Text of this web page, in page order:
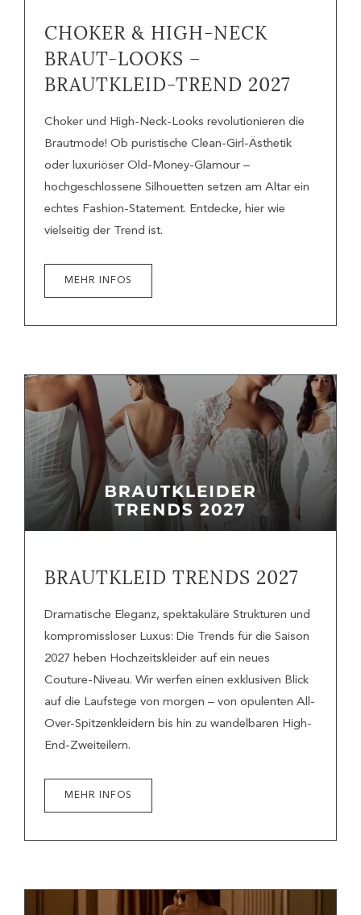
CHOKER & HIGH-NECK
BRAUT-LOOKS –
BRAUTKLEID-TREND 2027
Choker und High-Neck-Looks revolutionieren die
Brautmode! Ob puristische Clean-Girl-Ästhetik
oder luxuriöser Old-Money-Glamour –
hochgeschlossene Silhouetten setzen am Altar ein
echtes Fashion-Statement. Entdecke, hier wie
vielseitig der Trend ist.
MEHR INFOS
BRAUTKLEID TRENDS 2027
Dramatische Eleganz, spektakuläre Strukturen und
kompromissloser Luxus: Die Trends für die Saison
2027 heben Hochzeitskleider auf ein neues
Couture-Niveau. Wir werfen einen exklusiven Blick
auf die Laufstege von morgen – von opulenten All-
Over-Spitzenkleidern bis hin zu wandelbaren High-
End-Zweiteilern.
MEHR INFOS